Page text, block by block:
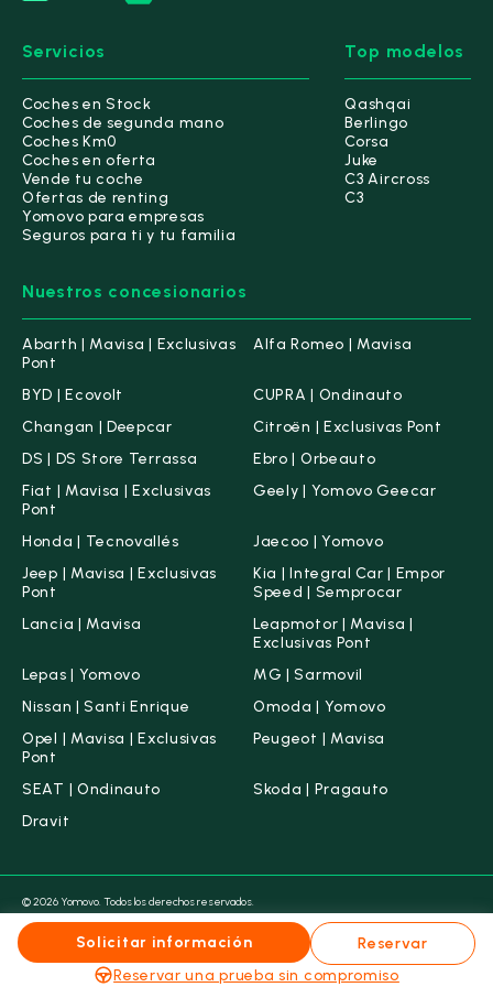
Solicitar información
Reservar
Reservar una prueba sin compromiso
Servicios
Coches en Stock
Coches de segunda mano
Coches Km0
Coches en oferta
Vende tu coche
Ofertas de renting
Yomovo para empresas
Seguros para ti y tu familia
Top modelos
Qashqai
Berlingo
Corsa
Juke
C3 Aircross
C3
Nuestros concesionarios
Abarth | Mavisa | Exclusivas
Pont
Alfa Romeo | Mavisa
BYD | Ecovolt
CUPRA | Ondinauto
Changan | Deepcar
Citroën | Exclusivas Pont
DS | DS Store Terrassa
Ebro | Orbeauto
Fiat | Mavisa | Exclusivas
Pont
Geely | Yomovo Geecar
Honda | Tecnovallés
Jaecoo | Yomovo
Jeep | Mavisa | Exclusivas
Pont
Kia | Integral Car | Empor
Speed | Semprocar
Lancia | Mavisa
Leapmotor | Mavisa |
Exclusivas Pont
Lepas | Yomovo
MG | Sarmovil
Nissan | Santi Enrique
Omoda | Yomovo
Opel | Mavisa | Exclusivas
Pont
Peugeot | Mavisa
SEAT | Ondinauto
Skoda | Pragauto
Dravit
© 2026 Yomovo. Todos los derechos reservados.
Grupo Maas & Vallescar ahora es Yomovo